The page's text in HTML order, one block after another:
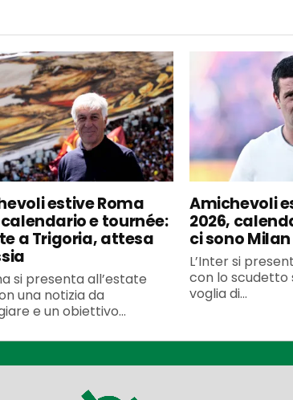
estive Roma
calendario e tournée:
a Trigoria, attesa
si presenta all’estate
una notizia da
e un obiettivo...
Amichevoli
2026,
ci sono
L’Inter si
con lo scudetto
voglia di...